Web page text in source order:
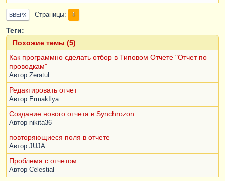
ВВЕРХ Страницы 1
Теги:
Похожие темы (5)
Как программно сделать отбор в Типовом Отчете "Отчет по
проводкам"
Автор Zeratul
Редактировать отчет
Автор ErmakIlya
Создание нового отчета в Synchrozon
Автор nikita36
повторяющиеся поля в отчете
Автор JUJA
Проблема с отчетом.
Автор Celestial